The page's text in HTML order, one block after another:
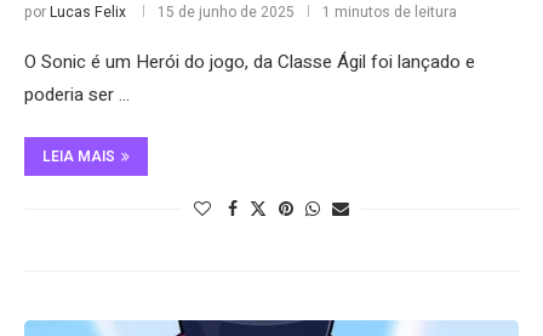
porLucas Felix 15 de junho de 2025 1 minutos de leitura
O Sonic é um Herói do jogo, da Classe Ágil foi lançado e
poderia ser …
LEIA MAIS